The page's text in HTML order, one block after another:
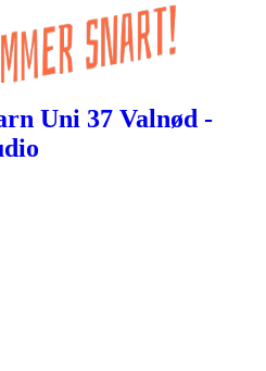
Uni 37 Valnød -